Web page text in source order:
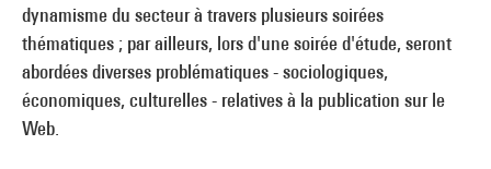
dynamisme du secteur à travers plusieurs soirées
thématiques ; par ailleurs, lors d'une soirée d'étude, seront
abordées diverses problématiques - sociologiques,
économiques, culturelles - relatives à la publication sur le
Web.